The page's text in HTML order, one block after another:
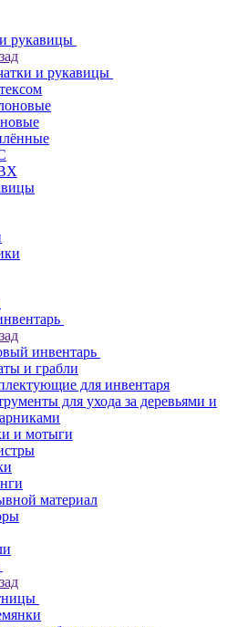
рукавицы
и рукавицы
инвентарь
и грабли
для инвентаря
для ухода за деревьями и
и мотыги
материал